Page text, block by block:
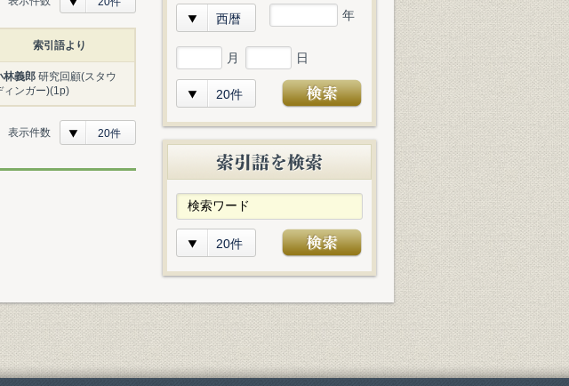
索引語より
林義郎 研究回顧(スタウ
ィンガー)(1p)
表示件数 20件
西暦 年
月 日
20件
20件